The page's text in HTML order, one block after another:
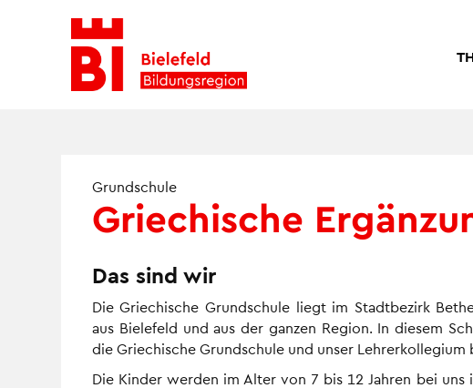
Grundschule
Griechische
Das sind wir
Die Griechische Grundschule liegt im Stadtbezirk
aus Bielefeld und aus der ganzen Region. In diesem
die Griechische Grundschule und unser Lehrerkollegium
Die Kinder werden im Alter von 7 bis 12 Jahren bei